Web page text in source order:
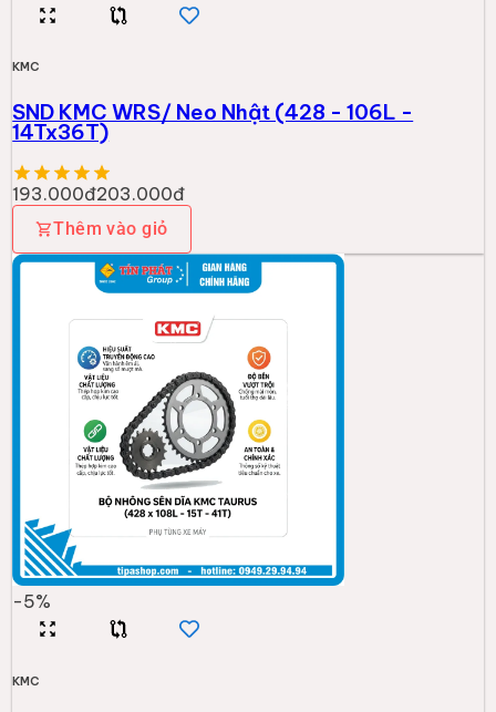
KMC
SND KMC WRS/ Neo Nhật (428 - 106L -
14Tx36T)
193.000đ203.000đ
Thêm vào giỏ
-5%
KMC